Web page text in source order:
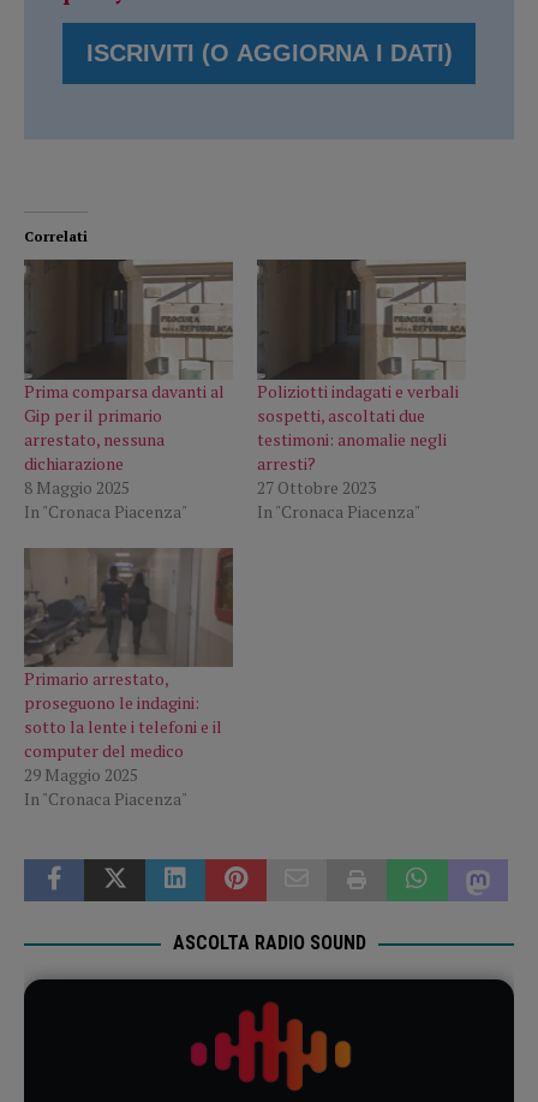
Correlati
Prima comparsa davanti al
Gip per il primario
arrestato, nessuna
dichiarazione
8 Maggio 2025
In "Cronaca Piacenza"
Poliziotti indagati e verbali
sospetti, ascoltati due
testimoni: anomalie negli
arresti?
27 Ottobre 2023
In "Cronaca Piacenza"
Primario arrestato,
proseguono le indagini:
sotto la lente i telefoni e il
computer del medico
29 Maggio 2025
In "Cronaca Piacenza"
ASCOLTA RADIO SOUND